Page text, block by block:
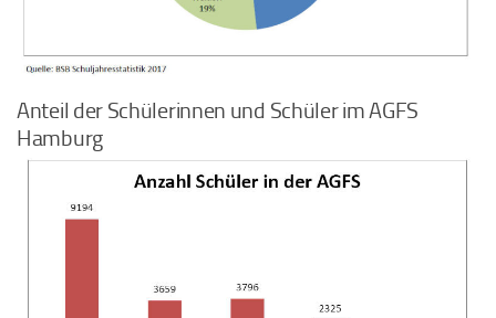
Anteil der Schülerinnen und Schüler im AGFS
Hamburg